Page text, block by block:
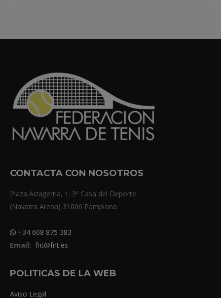
CONTACTA CON NOSOTROS
Plaza Aizagerria, 1. 3º Casa del Deporte
(Navarra Arena) 31006 Pamplona
+34 608 875 383
Email: fnt@fnt.es
POLITICAS DE LA WEB
Aviso Legal